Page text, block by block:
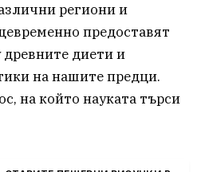
региони и
предоставят
диети и
на нашите предци.
на който науката търси